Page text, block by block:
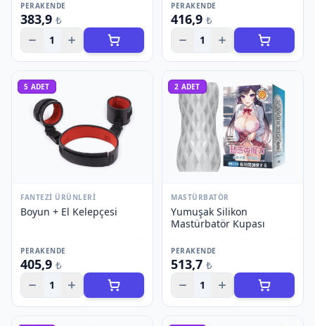
PERAKENDE
383,9 ₺
1
PERAKENDE
416,9 ₺
1
5 ADET
FANTEZI ÜRÜNLERI
Boyun + El Kelepçesi
PERAKENDE
405,9 ₺
1
2 ADET
MASTÜRBATÖR
Yumuşak Silikon
Mastürbatör Kupası
PERAKENDE
513,7 ₺
1